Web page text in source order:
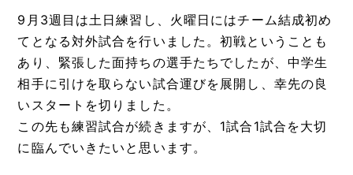
FAQ
SCHEDULE
スケジュール
OB・OG
9月3週目は土日練習し、火曜日にはチーム結成初め
てとなる対外試合を行いました。初戦ということも
あり、緊張した面持ちの選手たちでしたが、中学生
相手に引けを取らない試合運びを展開し、幸先の良
いスタートを切りました。
この先も練習試合が続きますが、1試合1試合を大切
に臨んでいきたいと思います。